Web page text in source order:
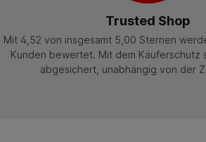
Trusted Shop
Mit 4,52 von insgesamt 5,00 Sternen
Kunden bewertet. Mit dem Käuferschutz
abgesichert, unabhängig von der